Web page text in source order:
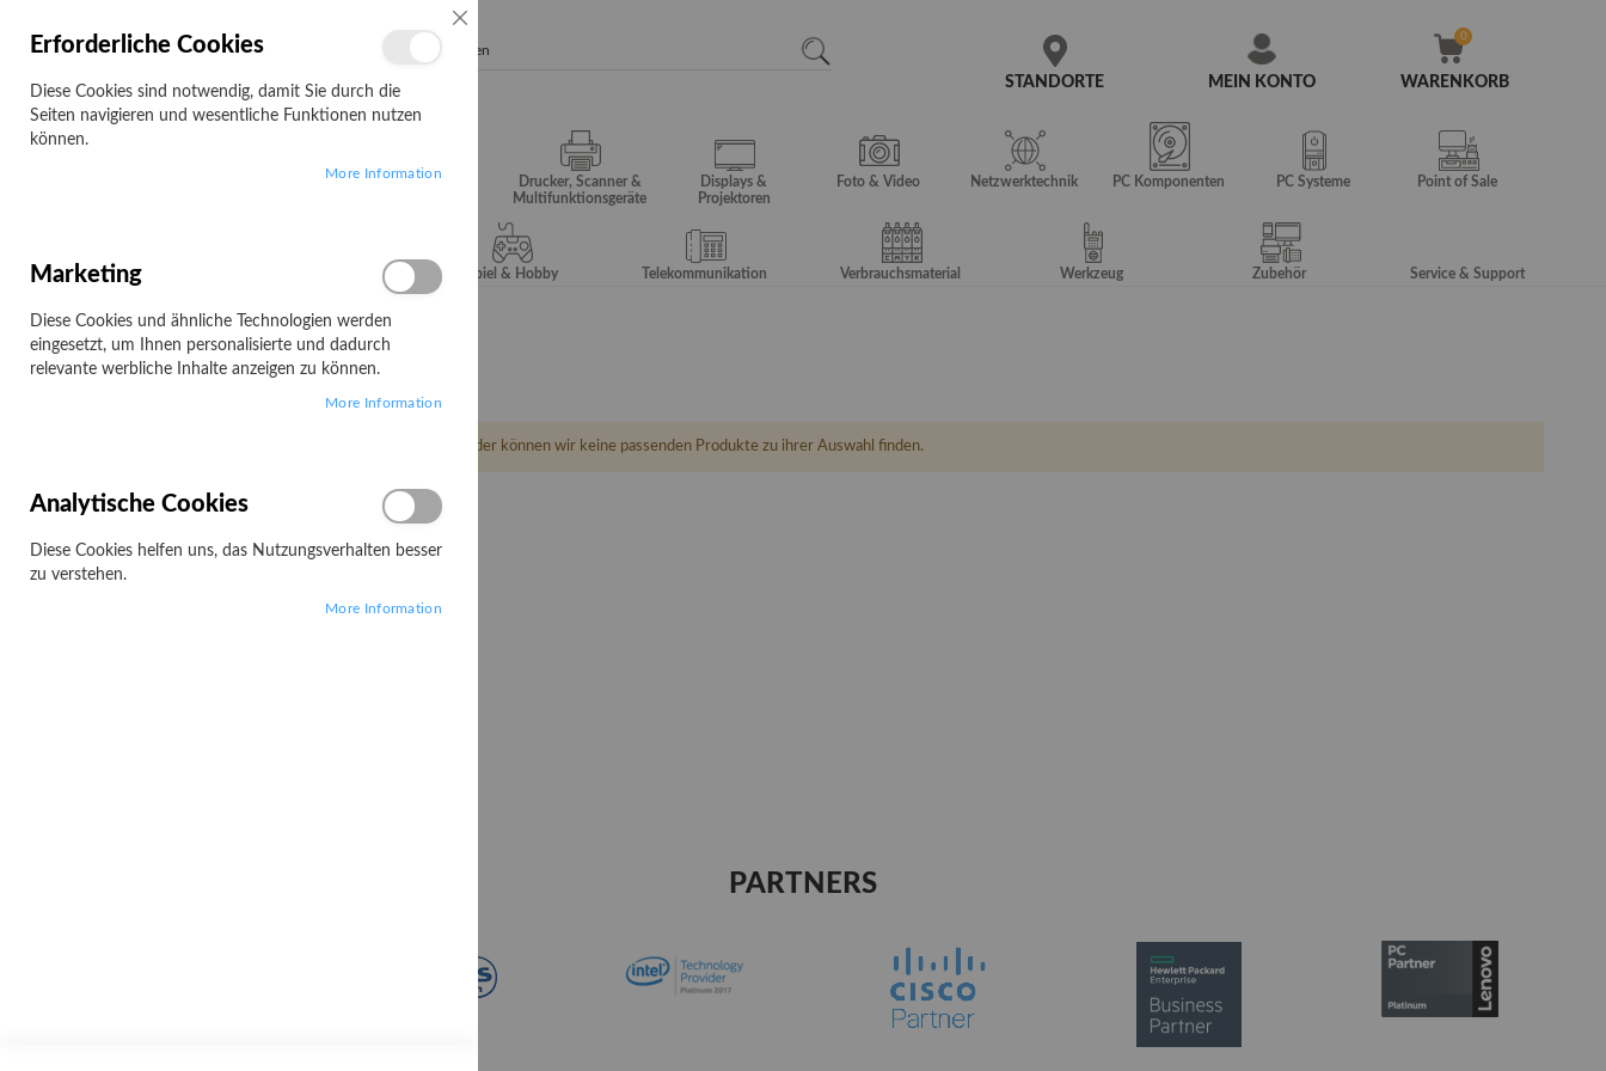
MEIN KONTO
STANDORTE WARENKORB
Campus
Drucker, Scanner &
Multifunktionsgeräte
Displays &
Projektoren
Foto & Video Netzwerktechnik PC Komponenten PC Systeme Point of Sale
Server & Storage Spiel & Hobby Telekommunikation Verbrauchsmaterial Werkzeug Zubehör Service & Support
Startseite Ewa-Marine
Ewa-Marine
Leider können wir keine passenden Produkte zu ihrer Auswahl finden.
PARTNERS
Erforderliche Cookies
Diese Cookies sind notwendig, damit Sie durch die
Seiten navigieren und wesentliche Funktionen nutzen
können.
More Information
Marketing
Diese Cookies und ähnliche Technologien werden
eingesetzt, um Ihnen personalisierte und dadurch
relevante werbliche Inhalte anzeigen zu können.
More Information
Analytische Cookies
Diese Cookies helfen uns, das Nutzungsverhalten besser
zu verstehen.
More Information